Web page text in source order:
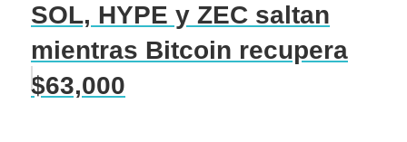
SOL, HYPE y ZEC saltan
mientras Bitcoin recupera
$63,000